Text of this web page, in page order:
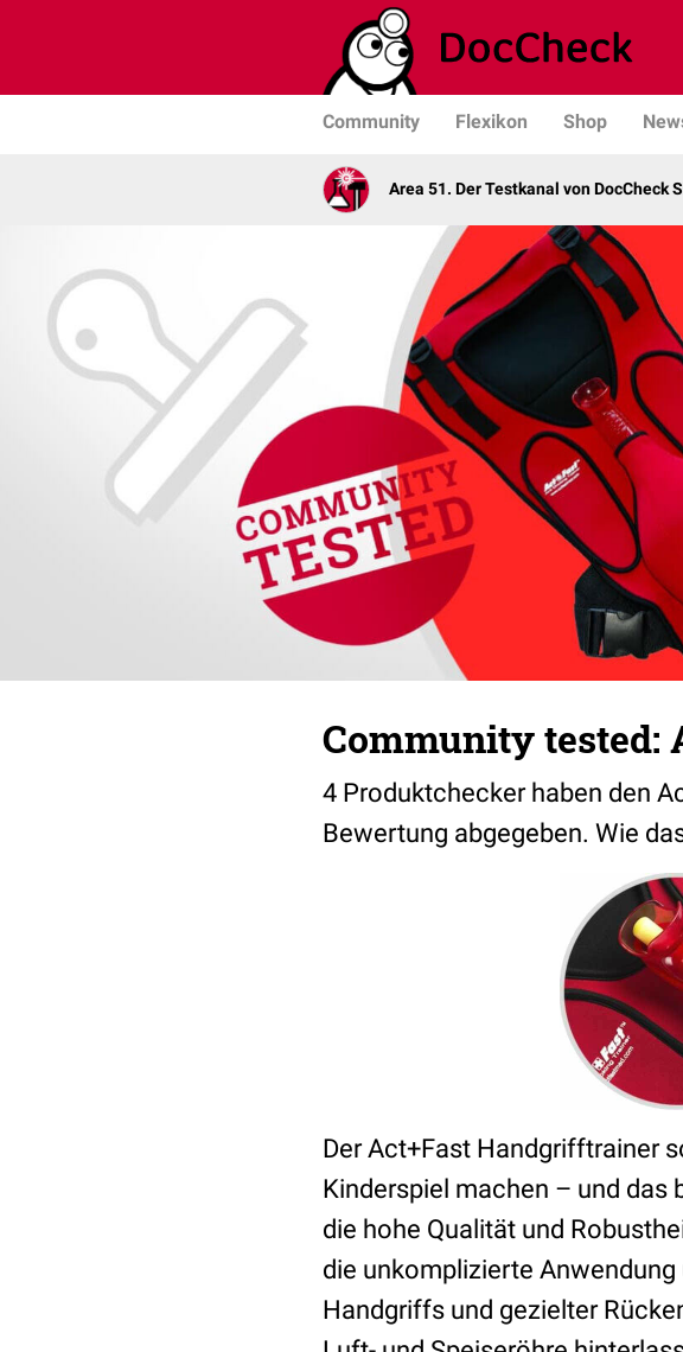
Community Flexikon Shop
Area 51. Der Testkanal von DocCheck
Community tested:
4 Produktchecker haben den
Bewertung abgegeben. Wie
Der Act+Fast Handgrifftrainer
Kinderspiel machen – und
die hohe Qualität und
die unkomplizierte
Handgriffs und gezielter